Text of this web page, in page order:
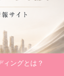
ィングとは？